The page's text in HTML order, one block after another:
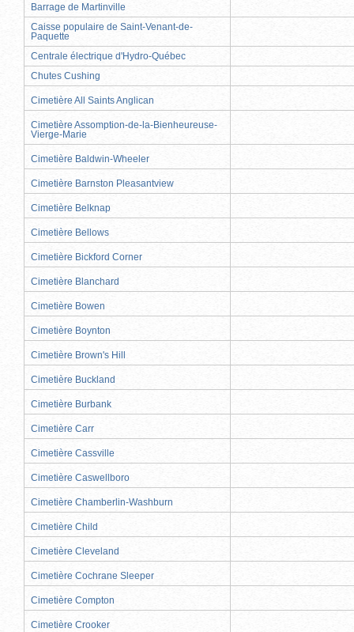
Barrage de Martinville
Caisse populaire de Saint-Venant-de-
Paquette
Centrale électrique d'Hydro-Québec
Chutes Cushing
Cimetière All Saints Anglican
Cimetière Assomption-de-la-Bienheureuse-
Vierge-Marie
Cimetière Baldwin-Wheeler
Cimetière Barnston Pleasantview
Cimetière Belknap
Cimetière Bellows
Cimetière Bickford Corner
Cimetière Blanchard
Cimetière Bowen
Cimetière Boynton
Cimetière Brown's Hill
Cimetière Buckland
Cimetière Burbank
Cimetière Carr
Cimetière Cassville
Cimetière Caswellboro
Cimetière Chamberlin-Washburn
Cimetière Child
Cimetière Cleveland
Cimetière Cochrane Sleeper
Cimetière Compton
Cimetière Crooker